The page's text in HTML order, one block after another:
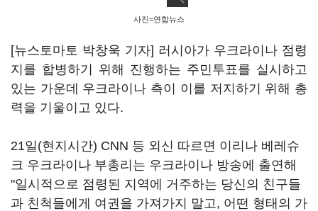
사진=연합뉴스
[뉴스토마토 박창욱 기자] 러시아가 우크라이나 점령
지를 합병하기 위해 진행하는 주민투표를 실시하고
있는 가운데 우크라이나 측이 이를 저지하기 위해 총
력을 기울이고 있다.
21일(현지시간) CNN 등 외신 따르면 이리나 베레슈
크 우크라이나 부총리는 우크라이나 방송에 출연해
"일시적으로 점령된 지역에 거주하는 당신의 친구들
과 친척들에게 여권을 가져가지 말고, 어떤 형태의 가